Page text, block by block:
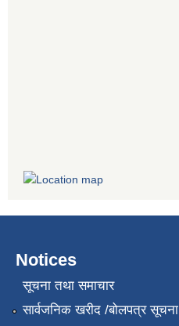
Notices
सूचना तथा समाचार
सार्वजनिक खरीद /बोलपत्र सूचना